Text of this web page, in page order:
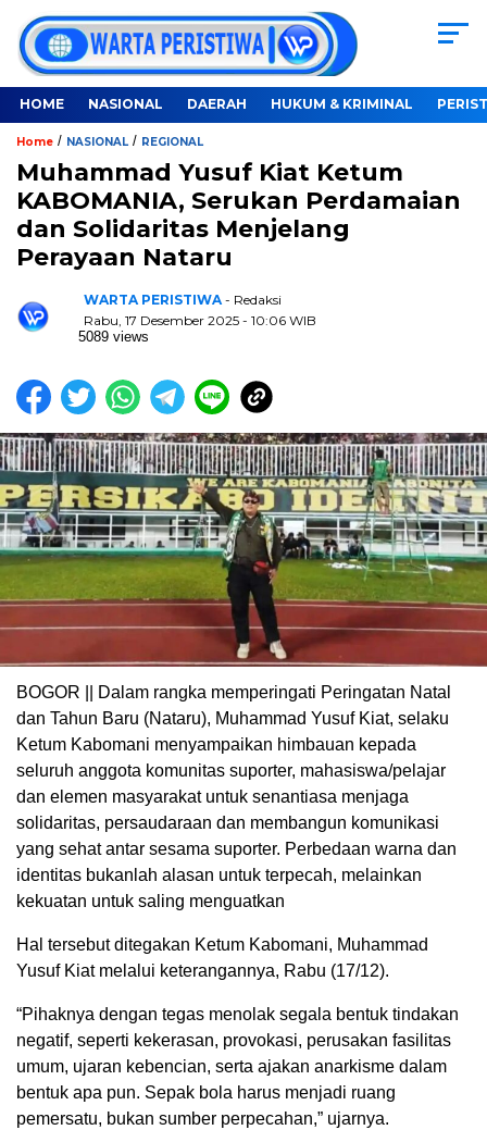
HOME NASIONAL DAERAH HUKUM & KRIMINAL
Home / NASIONAL / REGIONAL
Muhammad Yusuf Kiat Ketum
KABOMANIA, Serukan Perdamaian
dan Solidaritas Menjelang
Perayaan Nataru
WARTA PERISTIWA - Redaksi
Rabu, 17 Desember 2025 - 10:06 WIB
5089 views
BOGOR || Dalam rangka memperingati Peringatan Natal
dan Tahun Baru (Nataru), Muhammad Yusuf Kiat, selaku
Ketum Kabomani menyampaikan himbauan kepada
seluruh anggota komunitas suporter, mahasiswa/pelajar
dan elemen masyarakat untuk senantiasa menjaga
solidaritas, persaudaraan dan membangun komunikasi
yang sehat antar sesama suporter. Perbedaan warna dan
identitas bukanlah alasan untuk terpecah, melainkan
kekuatan untuk saling menguatkan
Hal tersebut ditegakan Ketum Kabomani, Muhammad
Yusuf Kiat melalui keterangannya, Rabu (17/12).
“Pihaknya dengan tegas menolak segala bentuk tindakan
negatif, seperti kekerasan, provokasi, perusakan fasilitas
umum, ujaran kebencian, serta ajakan anarkisme dalam
bentuk apa pun. Sepak bola harus menjadi ruang
pemersatu, bukan sumber perpecahan,” ujarnya.